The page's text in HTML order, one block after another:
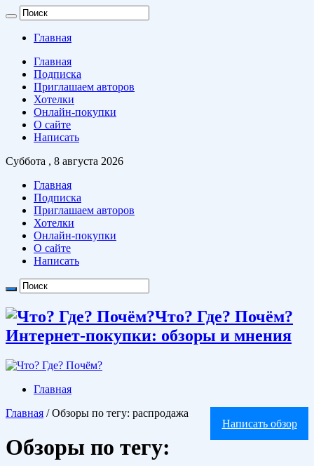
Главная
Главная
Подписка
Приглашаем авторов
Хотелки
Онлайн-покупки
О сайте
Написать
Суббота , 8 августа 2026
Главная
Подписка
Приглашаем авторов
Хотелки
Онлайн-покупки
О сайте
Написать
Что? Где? Почём?
Интернет-покупки: обзоры и мнения
Главная
Написать обзор
Главная / Обзоры по тегу: распродажа
Обзоры по тегу: